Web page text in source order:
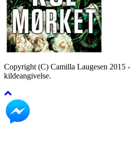
Copyright (C) Camilla Laugesen 2015
kildeangivelse.